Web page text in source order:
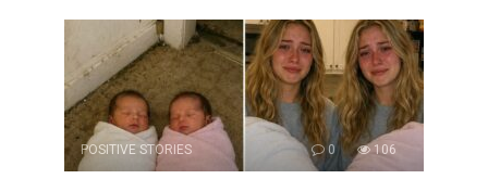
POSITIVE STORIES 0 106